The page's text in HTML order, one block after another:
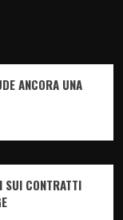
ANCORA UNA
SUI CONTRATTI